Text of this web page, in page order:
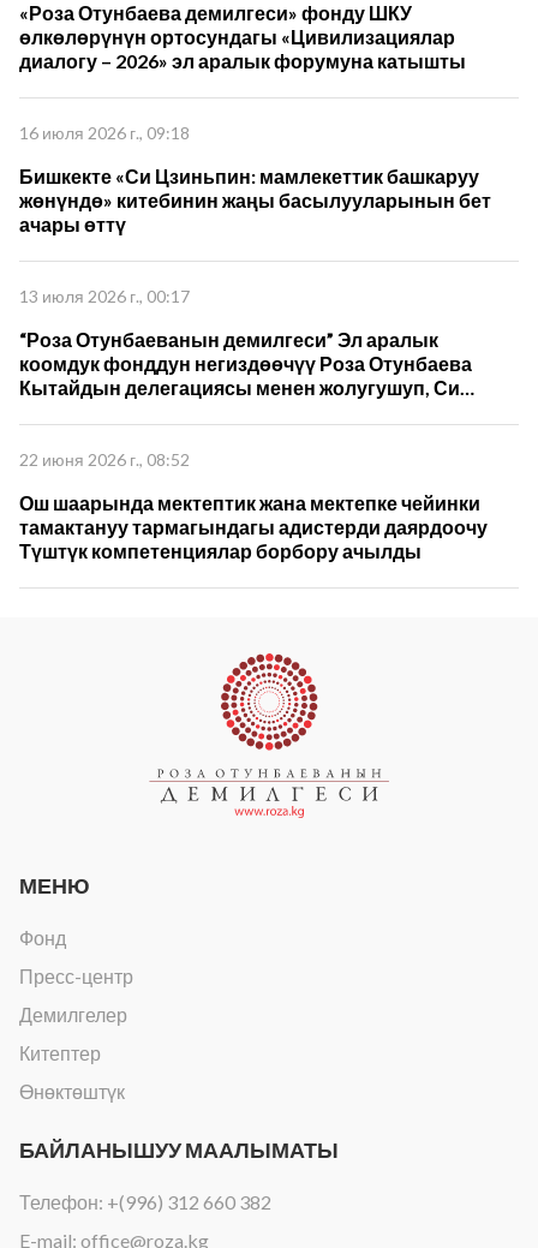
«Роза Отунбаева демилгеси» фонду ШКУ
өлкөлөрүнүн ортосундагы «Цивилизациялар
диалогу – 2026» эл аралык форумуна катышты
16 июля 2026 г., 09:18
Бишкекте «Си Цзиньпин: мамлекеттик башкаруу
жөнүндө» китебинин жаңы басылууларынын бет
ачары өттү
13 июля 2026 г., 00:17
“Роза Отунбаеванын демилгеси” Эл аралык
коомдук фонддун негиздөөчүү Роза Отунбаева
Кытайдын делегациясы менен жолугушуп, Си
22 июня 2026 г., 08:52
Ош шаарында мектептик жана мектепке чейинки
тамактануу тармагындагы адистерди даярдоочу
Түштүк компетенциялар борбору ачылды
МЕНЮ
Фонд
Пресс-центр
Демилгелер
Китептер
Өнөктөштүк
БАЙЛАНЫШУУ МААЛЫМАТЫ
Телефон: +(996) 312 660 382
E-mail: office@roza.kg